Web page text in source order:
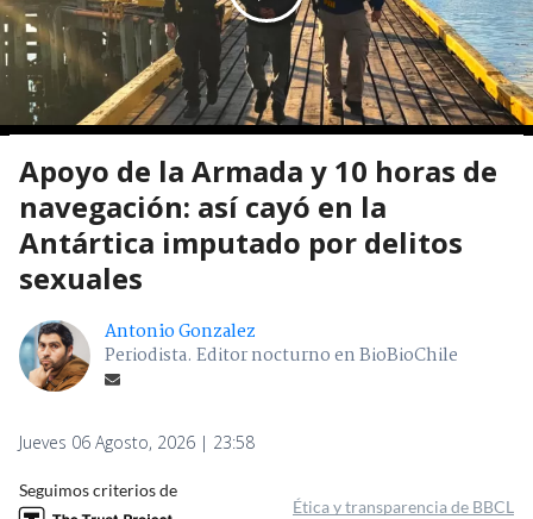
Apoyo de la Armada y 10 horas de
navegación: así cayó en la
Antártica imputado por delitos
sexuales
Antonio Gonzalez
Periodista. Editor nocturno en BioBioChile
Jueves 06 Agosto, 2026 | 23:58
Seguimos criterios de
Ética y transparencia de BBCL